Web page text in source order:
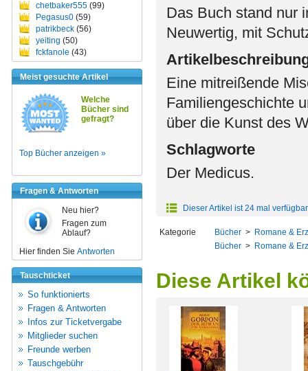
chetbaker555 (99)
Pegasus0 (59)
patrikbeck (56)
yeiting (50)
fckfanole (43)
Meist gesuchte Artikel
Welche
Bücher sind
gefragt?
Top Bücher anzeigen »
Fragen & Antworten
Neu hier?
Fragen zum
Ablauf?
Hier finden Sie Antworten
Tauschticket
So funktionierts
Fragen & Antworten
Infos zur Ticketvergabe
Mitglieder suchen
Freunde werben
Tauschgebühr
Das Buch stand nur
Neuwertig, mit
Eine mitreißende
Familiengeschichte
über die Kunst des
Schlagworte
Der Medicus.
Dieser Artikel ist 24 mal verfügbar
Kategorie Bücher > Romane &
Bücher > Romane &
Diese Artikel